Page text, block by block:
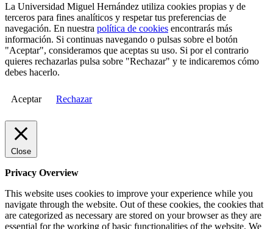
La Universidad Miguel Hernández utiliza cookies propias y de
terceros para fines analíticos y respetar tus preferencias de
navegación. En nuestra política de cookies encontrarás más
información. Si continuas navegando o pulsas sobre el botón
"Aceptar", consideramos que aceptas su uso. Si por el contrario
quieres rechazarlas pulsa sobre "Rechazar" y te indicaremos cómo
debes hacerlo.
Aceptar Rechazar
Close
Privacy Overview
This website uses cookies to improve your experience while you
navigate through the website. Out of these cookies, the cookies that
are categorized as necessary are stored on your browser as they are
essential for the working of basic functionalities of the website. We